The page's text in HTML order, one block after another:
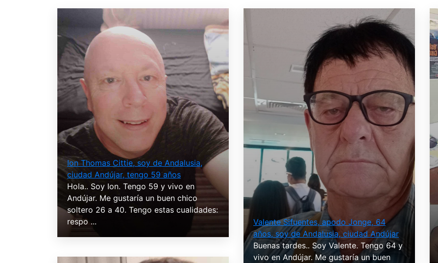
Ion Thomas Cittie, soy de Andalusia,
ciudad Andújar, tengo 59 años
Hola.. Soy Ion. Tengo 59 y vivo en
Andújar. Me gustaría un buen chico
soltero 26 a 40. Tengo estas cualidades:
respo ...
Valente Sifuentes, apodo Jonge, 64
años, soy de Andalusia, ciudad Andújar
Buenas tardes.. Soy Valente. Tengo 64 y
vivo en Andújar. Me gustaría un buen